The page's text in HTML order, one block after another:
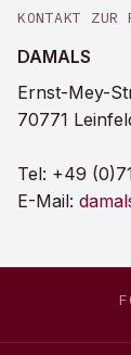
KONTAKT ZUR
DAMALS
Ernst-Mey-
70771
Tel: +49
E-Mail: